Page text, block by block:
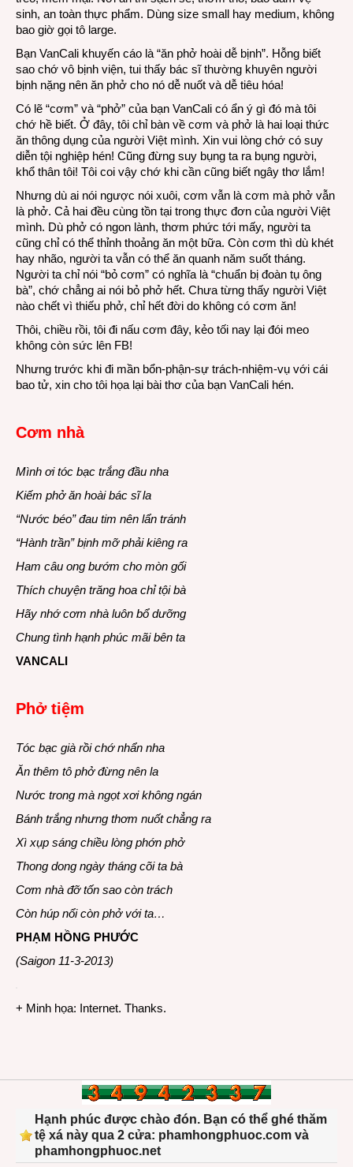
sinh, an toàn thực phẩm. Dùng size small hay medium, không
bao giờ gọi tô large.
Bạn VanCali khuyến cáo là “ăn phở hoài dễ bịnh”. Hỗng biết
sao chớ vô bịnh viện, tui thấy bác sĩ thường khuyên người
bịnh nặng nên ăn phở cho nó dễ nuốt và dễ tiêu hóa!
Có lẽ “cơm” và “phở” của bạn VanCali có ẩn ý gì đó mà tôi
chớ hề biết. Ở đây, tôi chỉ bàn về cơm và phở là hai loại thức
ăn thông dụng của người Việt mình. Xin vui lòng chớ có suy
diễn tội nghiệp hén! Cũng đừng suy bụng ta ra bụng người,
khổ thân tôi! Tôi coi vậy chớ khi cần cũng biết ngây thơ lắm!
Nhưng dù ai nói ngược nói xuôi, cơm vẫn là cơm mà phở vẫn
là phở. Cả hai đều cùng tồn tại trong thực đơn của người Việt
mình. Dù phở có ngon lành, thơm phức tới mấy, người ta
cũng chỉ có thể thỉnh thoảng ăn một bữa. Còn cơm thì dù khét
hay nhão, người ta vẫn có thể ăn quanh năm suốt tháng.
Người ta chỉ nói “bỏ cơm” có nghĩa là “chuẩn bị đoàn tụ ông
bà”, chớ chẳng ai nói bỏ phở hết. Chưa từng thấy người Việt
nào chết vì thiếu phở, chỉ hết đời do không có cơm ăn!
Thôi, chiều rồi, tôi đi nấu cơm đây, kẻo tối nay lại đói meo
không còn sức lên FB!
Nhưng trước khi đi mần bổn-phận-sự trách-nhiệm-vụ với cái
bao tử, xin cho tôi họa lại bài thơ của bạn VanCali hén.
Cơm nhà
Mình ơi tóc bạc trắng đầu nha
Kiếm phở ăn hoài bác sĩ la
“Nước béo” đau tim nên lẩn tránh
“Hành trần” bịnh mỡ phải kiêng ra
Ham câu ong bướm cho mòn gối
Thích chuyện trăng hoa chỉ tội bà
Hãy nhớ cơm nhà luôn bổ dưỡng
Chung tình hạnh phúc mãi bên ta
VANCALI
Phở tiệm
Tóc bạc già rồi chớ nhẩn nha
Ăn thêm tô phở đừng nên la
Nước trong mà ngọt xơi không ngán
Bánh trắng nhưng thơm nuốt chẳng ra
Xì xụp sáng chiều lòng phớn phở
Thong dong ngày tháng cõi ta bà
Cơm nhà đỡ tốn sao còn trách
Còn húp nổi còn phở với ta…
PHẠM HỒNG PHƯỚC
(Saigon 11-3-2013)
+ Minh họa: Internet. Thanks.
Hạnh phúc được chào đón. Bạn có thể ghé thăm
tệ xá này qua 2 cửa: phamhongphuoc.com và
phamhongphuoc.net